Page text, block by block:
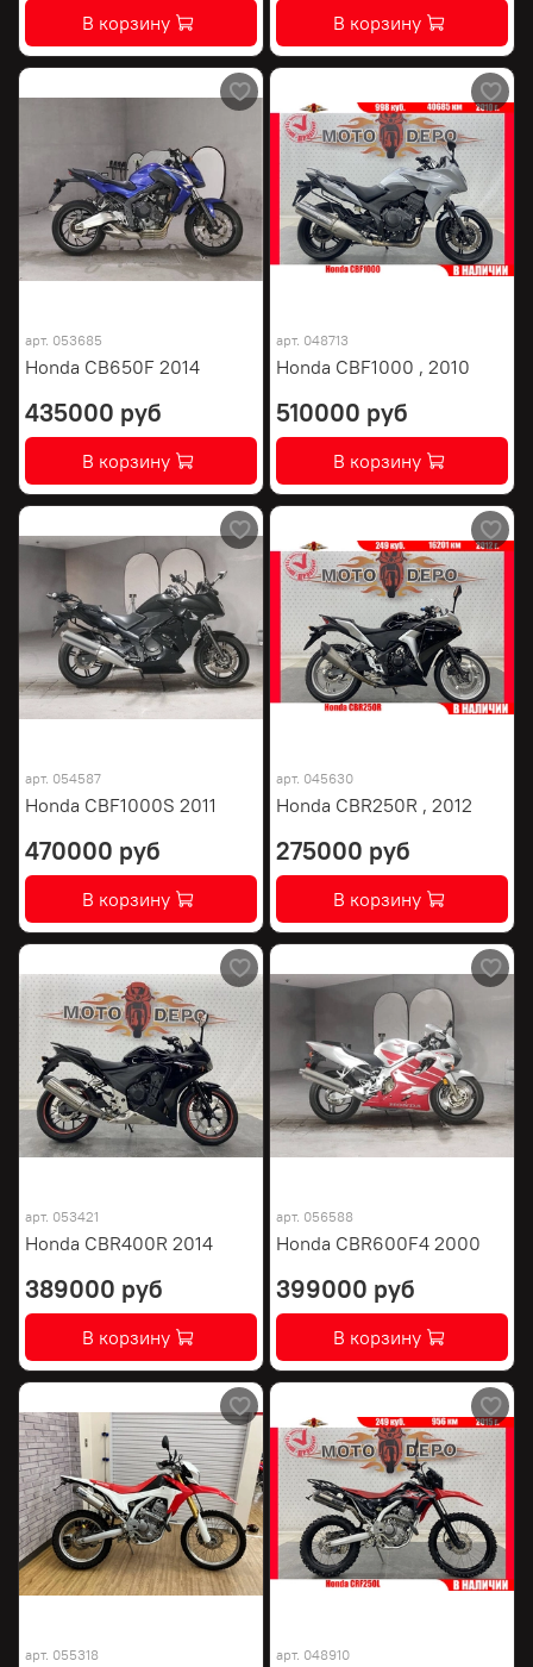
В корзину В корзину
арт. 053685
Honda CB650F 2014
435000 руб
В корзину
арт. 048713
Honda CBF1000 , 2010
510000 руб
В корзину
арт. 054587
Honda CBF1000S 2011
470000 руб
В корзину
арт. 045630
Honda CBR250R , 2012
275000 руб
В корзину
арт. 053421
Honda CBR400R 2014
389000 руб
В корзину
арт. 056588
Honda CBR600F4 2000
399000 руб
В корзину
арт. 055318 арт. 048910